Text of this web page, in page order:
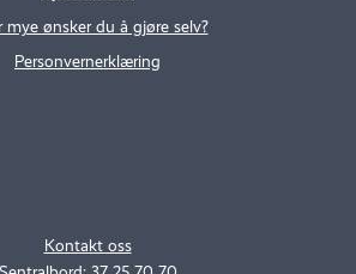
Kontakt oss
mye ønsker du å gjøre selv?
Personvernerklæring